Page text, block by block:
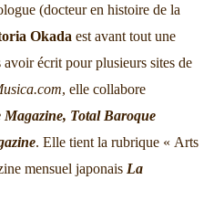
(docteur en histoire de la
Okada est avant tout une
écrit pour plusieurs sites de
, elle collabore
Magazine, Total Baroque
. Elle tient la rubrique « Arts
mensuel japonais La